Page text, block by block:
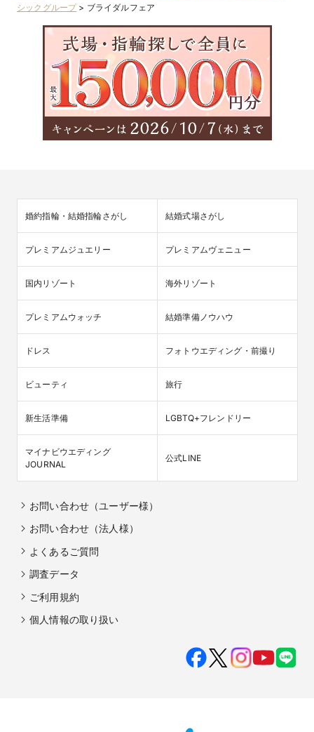
シックグループ> ブライダルフェア
婚約指輪・結婚指輪さがし 結婚式場さがし
プレミアムジュエリー プレミアムヴェニュー
国内リゾート 海外リゾート
プレミアムウォッチ 結婚準備ノウハウ
ドレス フォトウエディング・前撮り
ビューティ 旅行
新生活準備 LGBTQ+フレンドリー
マイナビウエディング
JOURNAL
公式LINE
お問い合わせ（ユーザー様）
お問い合わせ（法人様）
よくあるご質問
調査データ
ご利用規約
個人情報の取り扱い